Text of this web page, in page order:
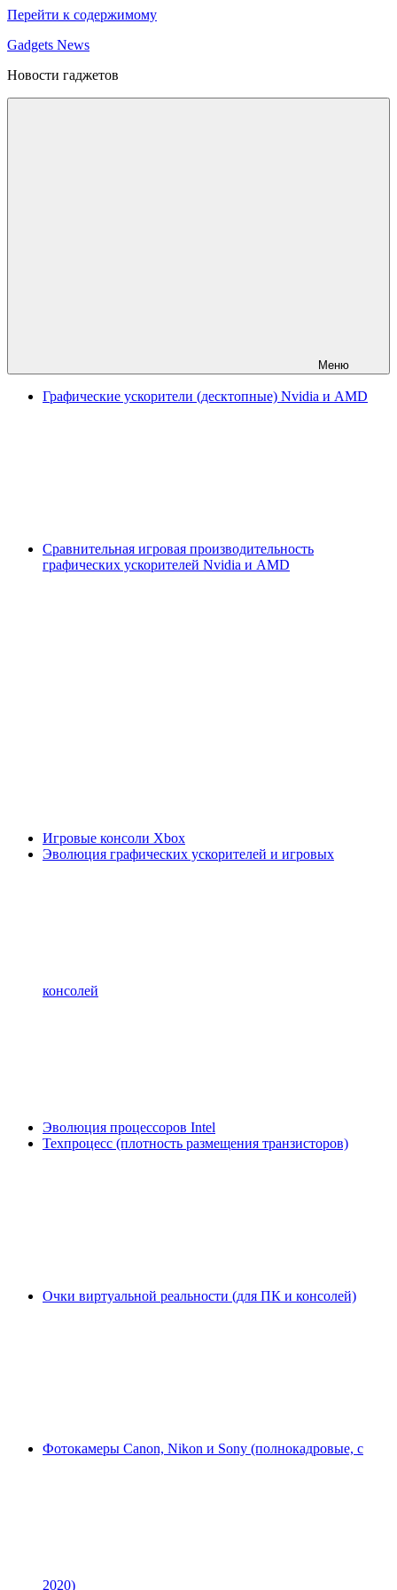
Перейти к содержимому
Gadgets News
Новости гаджетов
Меню
Графические ускорители (десктопные) Nvidia и AMD
Сравнительная игровая производительность
графических ускорителей Nvidia и AMD
Игровые консоли Xbox
Эволюция графических ускорителей и игровых
консолей
Эволюция процессоров Intel
Техпроцесс (плотность размещения транзисторов)
Очки виртуальной реальности (для ПК и консолей)
Фотокамеры Canon, Nikon и Sony (полнокадровые, с
2020)